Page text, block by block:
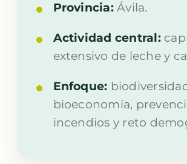
Provincia:Ávila.
Actividad central:
extensivo de leche y
Enfoque:
bioeconomía,
incendios y reto